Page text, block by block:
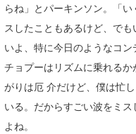
らね」とパーキンソン。「い
スしたこともあるけど、で
いよ、特に今日のようなコン
チョプーはリズムに乗れる
がりは厄 介だけど、僕は忙
いる。だからすごい波をミ
よね。